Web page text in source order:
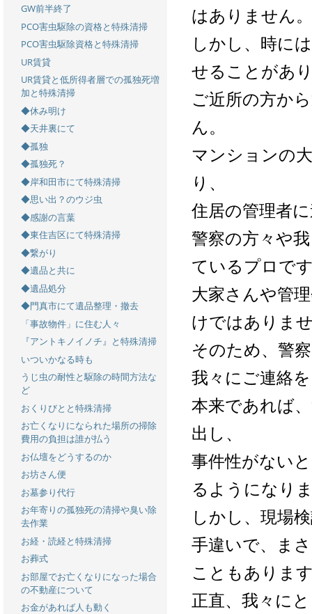
はありません。
しかし、時に
せることがあ
ご近所の方か
ん。
マンションの
り、
住居の管理者
警察の方々や
ているプロで
大家さんや管
けではありま
そのため、警
我々にご連絡
本来であれば
出し、
事件性がない
るようになり
しかし、現場
手違いで、ま
こともありま
正直、我々に
GW前半終了
PCO害虫駆除の資格と特殊清掃
PCO害虫駆除資格と特殊清掃
UR賃貸
UR賃貸と低所得者層での孤独死増
加と特殊清掃
◆休み明け
◆天井裏にて
◆孤独
◆孤独死？
◆岸和田市にて特殊清掃
◆思い出？のウジ虫
◆感謝の言葉
◆東住吉区にて特殊清掃
◆繋がり
◆遺品と共に
◆遺品処分
◆門真市にて遺品整理・撤去
「事故物件」に住む人々
『アントキノイノチ』と特殊清掃
いついかなる時も
うじ虫の耐性と駆除の時間方法な
ど
おくりびとと特殊清掃
お亡くなりになられた場所の掃除
費用の負担は誰が払う
お仏壇をどうするのか
お坊さん便
お墓参り代行
お年寄りの孤独死の清掃や臭い除
去作業
お経・読経と特殊清掃
お葬式
お部屋でお亡くなりになった場合
の不動産について
お金があれば人も動く